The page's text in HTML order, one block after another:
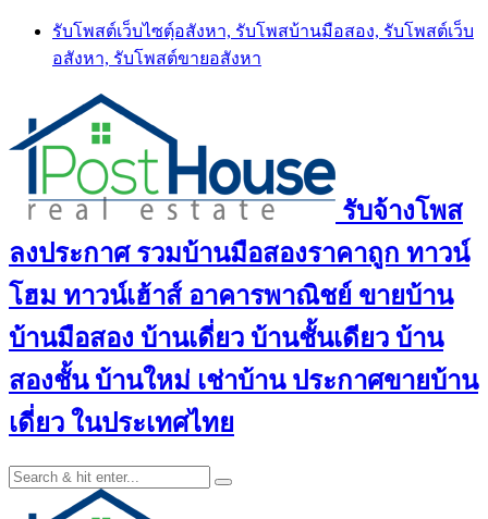
Skip
content
รับโพสต์เว็บไซตฺ์อสังหา, รับโพสบ้านมือสอง, รับโพสต์เว็บ
อสังหา, รับโพสต์ขายอสังหา
รับจ้างโพส
ลงประกาศ รวมบ้านมือสองราคาถูก ทาวน์
โฮม ทาวน์เฮ้าส์ อาคารพาณิชย์ ขายบ้าน
บ้านมือสอง บ้านเดี่ยว บ้านชั้นเดียว บ้าน
สองชั้น บ้านใหม่ เช่าบ้าน ประกาศขายบ้าน
เดี่ยว ในประเทศไทย